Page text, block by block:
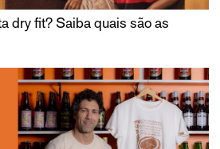
dry fit? Saiba quais são as